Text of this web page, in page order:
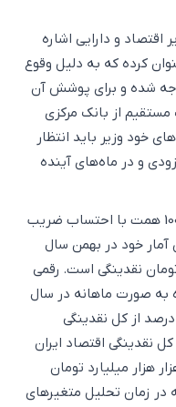
اقتصاد و دارایی اشاره
کرده که به دلیل وقوع
مواجه شده و برای پوشش آن
مستقیم از بانک مرکزی
خود وزیر باید انتظار
و در ماه‌های آینده
از طرف دیگر در نگاه کمی و عددی رقم 100 همت با احتساب ضریب
آمار خود در بهمن سال
هزار میلیارد تومان نقدینگی است. رقمی
به صورت ماهانه در سال
قبل بوده و به ‌طور نسبی هم معادل 5 درصد از کل نقدینگی
1404 است. حجم کل نقدینگی اقتصاد ایران
اعلام بانک مرکزی بیش از 14 هزار هزار میلیارد تومان
زمان تحلیل متغیرهای